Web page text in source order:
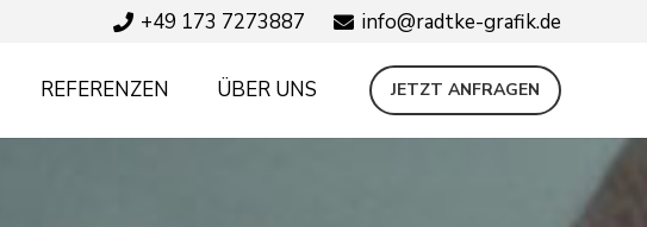
+49 173 7273887 info@radtke-grafik.de
REFERENZEN ÜBER UNS JETZT ANFRAGEN